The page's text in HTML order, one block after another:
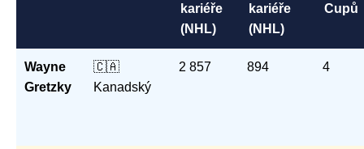
kariéře
(NHL)
kariéře
(NHL)
Cupů
Wayne
Gretzky
🇨🇦
Kanadský
2 857 894 4